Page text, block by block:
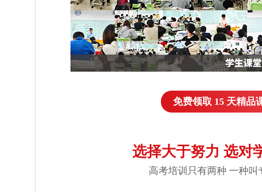
免费领取 15 天精品
选择大于努力 选对
高考培训只有两种 一种叫